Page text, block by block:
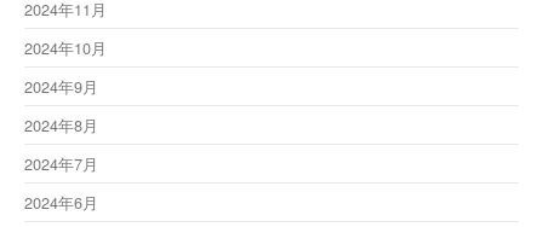
2024年11月
2024年10月
2024年9月
2024年8月
2024年7月
2024年6月